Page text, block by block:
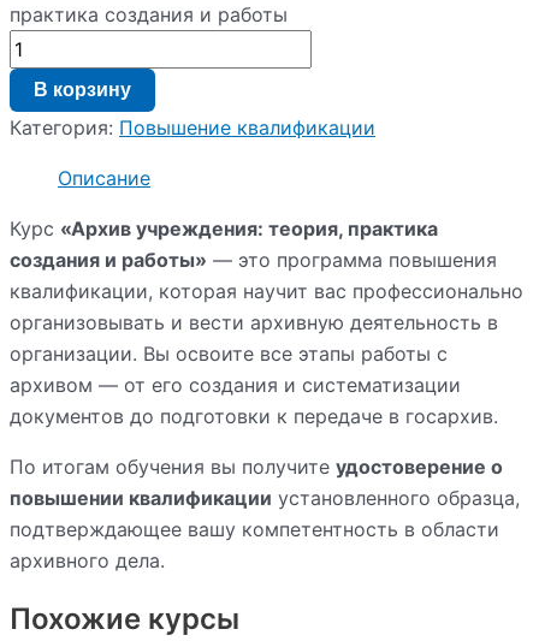
практика создания и работы
В корзину
Категория: Повышение квалификации
Описание
Курс «Архив учреждения: теория, практика
создания и работы» — это программа повышения
квалификации, которая научит вас профессионально
организовывать и вести архивную деятельность в
организации. Вы освоите все этапы работы с
архивом — от его создания и систематизации
документов до подготовки к передаче в госархив.
По итогам обучения вы получите удостоверение о
повышении квалификации установленного образца,
подтверждающее вашу компетентность в области
архивного дела.
Похожие курсы